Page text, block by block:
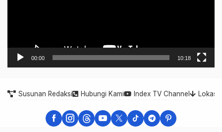
00:00 10:18
Susunan Redaksi Hubungi Kami Index TV Channel Lokasi